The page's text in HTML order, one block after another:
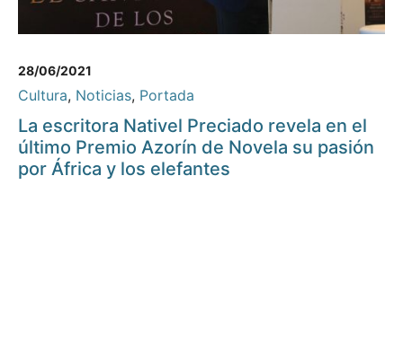
28/06/2021
Cultura, Noticias, Portada
La escritora Nativel Preciado revela en el
último Premio Azorín de Novela su pasión
por África y los elefantes